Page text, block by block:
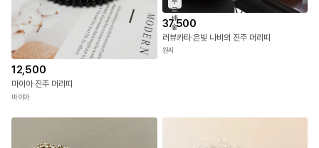
12,500
마이아 진주 머리띠
마이아
료
배
송
37,500
러뷰카타 은빛 나비의 진주 머리띠
원씨